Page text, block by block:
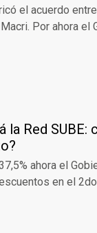
el acuerdo
Por ahora
la Red
ahora el
en el